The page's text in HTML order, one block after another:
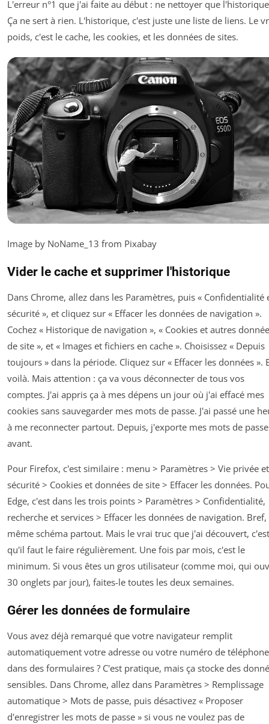
L'erreur n°1 que j'ai faite au début : ne nettoyer que
Ça ne sert à rien. L'historique, c'est juste une liste de liens. Le
poids, c'est le cache, les cookies, et les données de sites.
Image by NoName_13 from Pixabay
Vider le cache et supprimer l'historique
Dans Chrome, allez dans les Paramètres, puis « Confidentialité
sécurité », et cliquez sur « Effacer les données de navigation ».
Cochez « Historique de navigation », « Cookies et autres
de site », et « Images et fichiers en cache ». Choisissez « Depuis
toujours » dans la période. Cliquez sur « Effacer les données ».
voilà. Mais attention : ça va vous déconnecter de tous vos
comptes. J'ai appris ça à mes dépens un jour où j'ai effacé mes
cookies sans sauvegarder mes mots de passe. J'ai passé une
à me reconnecter partout. Depuis, j'exporte mes mots de passe
avant.
Pour Firefox, c'est similaire : menu > Paramètres > Vie privée et
sécurité > Cookies et données de site > Effacer les données.
Edge, c'est dans les trois points > Paramètres > Confidentialité,
recherche et services > Effacer les données de navigation. Bref,
même schéma partout. Mais le vrai truc que j'ai découvert, c'est
qu'il faut le faire régulièrement. Une fois par mois, c'est le
minimum. Si vous êtes un gros utilisateur (comme moi, qui
30 onglets par jour), faites-le toutes les deux semaines.
Gérer les données de formulaire
Vous avez déjà remarqué que votre navigateur remplit
automatiquement votre adresse ou votre numéro de téléphone
dans des formulaires ? C'est pratique, mais ça stocke des
sensibles. Dans Chrome, allez dans Paramètres > Remplissage
automatique > Mots de passe, puis désactivez « Proposer
d'enregistrer les mots de passe » si vous ne voulez pas de